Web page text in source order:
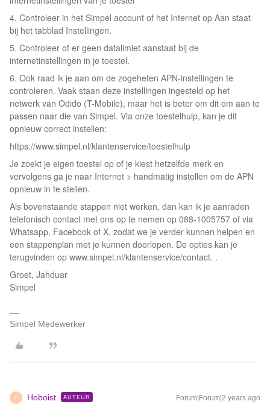
4. Controleer in het Simpel account of het Internet op Aan staat
bij het tabblad Instellingen.
5. Controleer of er geen datalimiet aanstaat bij de
internetinstellingen in je toestel.
6. Ook raad ik je aan om de zogeheten APN-instellingen te
controleren. Vaak staan deze instellingen ingesteld op het
netwerk van Odido (T-Mobile), maar het is beter om dit om aan te
passen naar die van Simpel. Via onze toestelhulp, kan je dit
opnieuw correct instellen:
https://www.simpel.nl/klantenservice/toestelhulp
Je zoekt je eigen toestel op of je kiest hetzelfde merk en
vervolgens ga je naar Internet > handmatig instellen om de APN
opnieuw in te stellen.
Als bovenstaande stappen niet werken, dan kan ik je aanraden
telefonisch contact met ons op te nemen op 088-1005757 of via
Whatsapp, Facebook of X, zodat we je verder kunnen helpen en
een stappenplan met je kunnen doorlopen. De opties kan je
terugvinden op www.simpel.nl/klantenservice/contact. .
Groet, Jahduar
Simpel
Simpel Medewerker
H Hoboist AUTEUR Forum|Forum|2 years ago